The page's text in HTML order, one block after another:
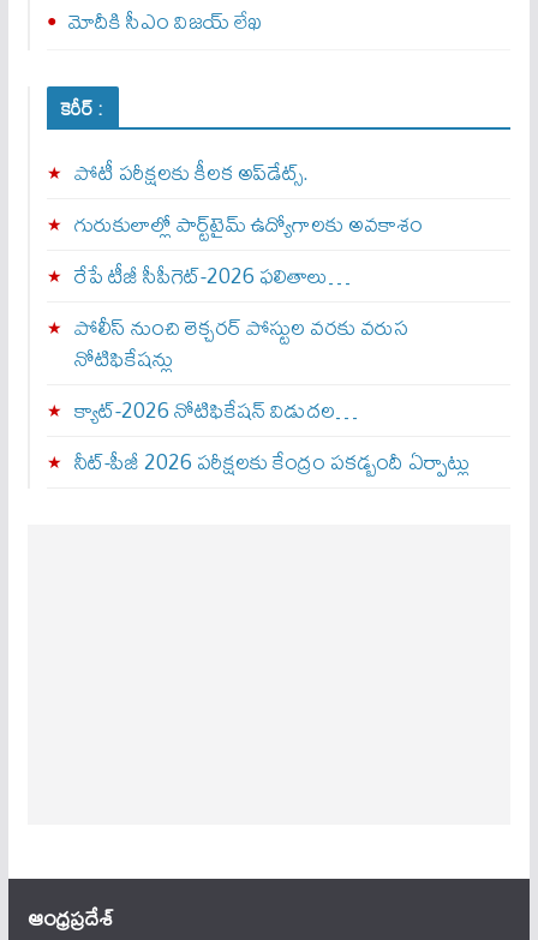
మోదీకి సీఎం విజయ్ లేఖ
కెరీర్ :
పోటీ పరీక్షలకు కీలక అప్‌డేట్స్.
గురుకులాల్లో పార్ట్‌టైమ్ ఉద్యోగాలకు అవకాశం
రేపే టీజీ సీపీగెట్‌-2026 ఫలితాలు…
పోలీస్ నుంచి లెక్చరర్ పోస్టుల వరకు వరుస
నోటిఫికేషన్లు
క్యాట్-2026 నోటిఫికేషన్ విడుదల…
నీట్-పీజీ 2026 పరీక్షలకు కేంద్రం పకడ్బందీ ఏర్పాట్లు
ఆంధ్ర‌ప్ర‌దేశ్